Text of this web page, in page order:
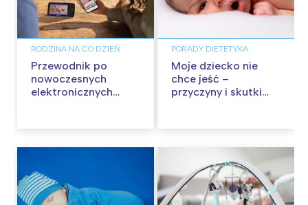
RODZINA NA CO DZIEŃ
Przewodnik po
nowoczesnych
elektronicznych
swojej rodziny?
PORADY DIETETYKA
Moje dziecko nie
chce jeść –
przyczyny i skutki